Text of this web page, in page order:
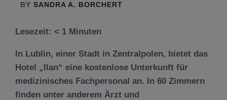
BY SANDRA A. BORCHERT
Lesezeit: < 1 Minuten
In Lublin, einer Stadt in Zentralpolen, bietet das
Hotel „Ilan“ eine kostenlose Unterkunft für
medizinisches Fachpersonal an. In 60 Zimmern
finden unter anderem Ärzt und